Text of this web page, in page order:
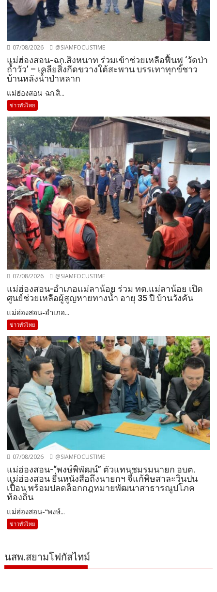
07/08/2026 @SIAMFOCUSTIME
แม่ฮ่องสอน-ฉก.สิงหนาท ร่วมเข้าช่วยเหลือฟื้นฟู ‘วัดป่า
ถ้ำวัว’ – เคลียสิ่งกีดขวางใต้สะพาน บรรเทาทุกข์ชาว
บ้านหลังน้ำป่าหลาก
แม่ฮ่องสอน-ฉก.สิ...
ข่าวทั่วไทย
07/08/2026 @SIAMFOCUSTIME
แม่ฮ่องสอน-อำเภอแม่ลาน้อย ร่วม ทต.แม่ลาน้อย เปิด
ศูนย์ช่วยเหลือผู้สูญหายทางน้ำ อายุ 35 ปี บ้านวังคัน
แม่ฮ่องสอน-อำเภอ...
ข่าวทั่วไทย
07/08/2026 @SIAMFOCUSTIME
แม่ฮ่องสอน-“พงษ์พิพัฒน์” ตัวแทนชมรมนายก อบต.
แม่ฮ่องสอน ยื่นหนังสือถึงนายกฯ จี้แก้พิษสาละวินปน
เปื้อน พร้อมปลดล็อกกฎหมายพัฒนาสาธารณูปโภค
ท้องถิ่น
แม่ฮ่องสอน-“พงษ์...
ข่าวทั่วไทย
นสพ.สยามโฟกัสไทม์